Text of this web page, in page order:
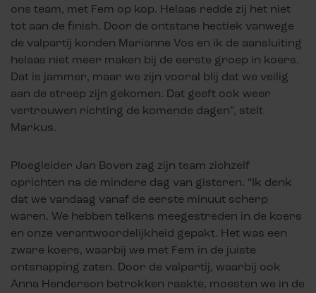
ons team, met Fem op kop. Helaas redde zij het niet
tot aan de finish. Door de ontstane hectiek vanwege
de valpartij konden Marianne Vos en ik de aansluiting
helaas niet meer maken bij de eerste groep in koers.
Dat is jammer, maar we zijn vooral blij dat we veilig
aan de streep zijn gekomen. Dat geeft ook weer
vertrouwen richting de komende dagen”, stelt
Markus.
Ploegleider Jan Boven zag zijn team zichzelf
oprichten na de mindere dag van gisteren. “Ik denk
dat we vandaag vanaf de eerste minuut scherp
waren. We hebben telkens meegestreden in de koers
en onze verantwoordelijkheid gepakt. Het was een
zware koers, waarbij we met Fem in de juiste
ontsnapping zaten. Door de valpartij, waarbij ook
Anna Henderson betrokken raakte, moesten we in de